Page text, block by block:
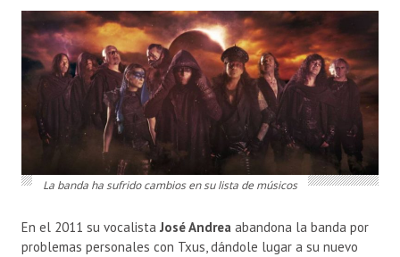
La banda ha sufrido cambios en su lista de músicos
En el 2011 su vocalistaJosé Andrea abandona la banda por
problemas personales con Txus, dándole lugar a su nuevo